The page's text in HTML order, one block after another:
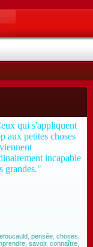
qui s'appliquent
aux petites choses
incapable
grandes."
pensée choses
savoir, connaître